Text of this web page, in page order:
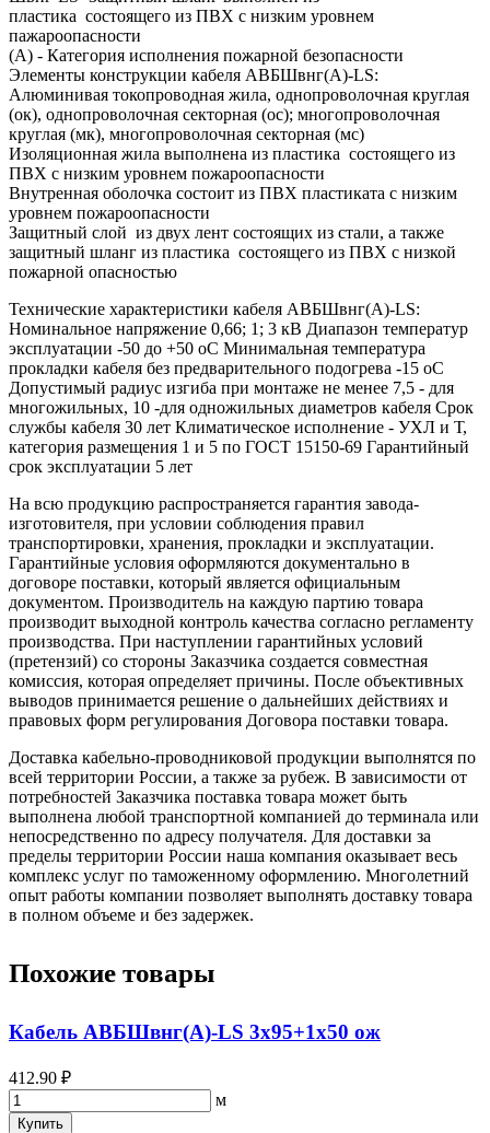
пластика состоящего из ПВХ с низким уровнем
пажароопасности
(А) - Категория исполнения пожарной безопасности
Элементы конструкции кабеля АВБШвнг(A)-LS:
Алюминивая токопроводная жила, однопроволочная круглая
(ок), однопроволочная секторная (ос); многопроволочная
круглая (мк), многопроволочная секторная (мс)
Изоляционная жила выполнена из пластика состоящего из
ПВХ с низким уровнем пожароопасности
Внутренная оболочка состоит из ПВХ пластиката с низким
уровнем пожароопасности
Защитный слой из двух лент состоящих из стали, а также
защитный шланг из пластика состоящего из ПВХ с низкой
пожарной опасностью
Технические характеристики кабеля АВБШвнг(A)-LS:
Номинальное напряжение 0,66; 1; 3 кВ Диапазон температур
эксплуатации -50 до +50 оС Минимальная температура
прокладки кабеля без предварительного подогрева -15 оС
Допустимый радиус изгиба при монтаже не менее 7,5 - для
многожильных, 10 -для одножильных диаметров кабеля Срок
службы кабеля 30 лет Климатическое исполнение - УХЛ и Т,
категория размещения 1 и 5 по ГОСТ 15150-69 Гарантийный
срок эксплуатации 5 лет
На всю продукцию распространяется гарантия завода-
изготовителя, при условии соблюдения правил
транспортировки, хранения, прокладки и эксплуатации.
Гарантийные условия оформляются документально в
договоре поставки, который является официальным
документом. Производитель на каждую партию товара
производит выходной контроль качества согласно регламенту
производства. При наступлении гарантийных условий
(претензий) со стороны Заказчика создается совместная
комиссия, которая определяет причины. После объективных
выводов принимается решение о дальнейших действиях и
правовых форм регулирования Договора поставки товара.
Доставка кабельно-проводниковой продукции выполнятся по
всей территории России, а также за рубеж. В зависимости от
потребностей Заказчика поставка товара может быть
выполнена любой транспортной компанией до терминала или
непосредственно по адресу получателя. Для доставки за
пределы территории России наша компания оказывает весь
комплекс услуг по таможенному оформлению. Многолетний
опыт работы компании позволяет выполнять доставку товара
в полном объеме и без задержек.
Похожие товары
Кабель АВБШвнг(А)-LS 3х95+1х50 ож
412.90 ₽
м
Купить